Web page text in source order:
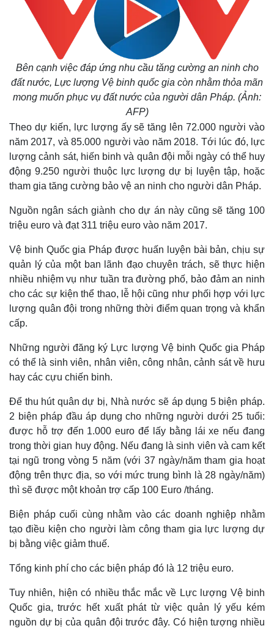
Bất động sản
Khởi nghiệp
Giá vàng
Tiêu dùng
Giá cà phê
Bên cạnh việc đáp ứng nhu cầu tăng cường an ninh cho
đất nước, Lực lượng Vệ binh quốc gia còn nhằm thỏa mãn
mong muốn phục vụ đất nước của người dân Pháp. (Ảnh:
AFP)
Theo dự kiến, lực lượng ấy sẽ tăng lên 72.000 người vào
năm 2017, và 85.000 người vào năm 2018. Tới lúc đó, lực
lượng cảnh sát, hiến binh và quân đội mỗi ngày có thể huy
động 9.250 người thuộc lực lượng dự bị luyện tập, hoặc
tham gia tăng cường bảo vệ an ninh cho người dân Pháp.
Nguồn ngân sách giành cho dự án này cũng sẽ tăng 100
triệu euro và đạt 311 triệu euro vào năm 2017.
Vệ binh Quốc gia Pháp được huấn luyện bài bản, chịu sự
quản lý của một ban lãnh đạo chuyên trách, sẽ thực hiện
nhiều nhiệm vụ như tuần tra đường phố, bảo đảm an ninh
cho các sự kiện thể thao, lễ hội cũng như phối hợp với lực
lượng quân đội trong những thời điểm quan trọng và khẩn
cấp.
Những người đăng ký Lực lượng Vệ binh Quốc gia Pháp
có thể là sinh viên, nhân viên, công nhân, cảnh sát về hưu
hay các cựu chiến binh.
Để thu hút quân dự bị, Nhà nước sẽ áp dụng 5 biện pháp.
2 biện pháp đầu áp dụng cho những người dưới 25 tuổi:
được hỗ trợ đến 1.000 euro để lấy bằng lái xe nếu đang
trong thời gian huy động. Nếu đang là sinh viên và cam kết
tại ngũ trong vòng 5 năm (với 37 ngày/năm tham gia hoạt
động trên thực địa, so với mức trung bình là 28 ngày/năm)
thì sẽ được một khoản trợ cấp 100 Euro /tháng.
Biện pháp cuối cùng nhằm vào các doanh nghiệp nhằm
tạo điều kiện cho người làm công tham gia lực lượng dự
bị bằng việc giảm thuế.
Tổng kinh phí cho các biện pháp đó là 12 triệu euro.
Tuy nhiên, hiện có nhiều thắc mắc về Lực lượng Vệ binh
Quốc gia, trước hết xuất phát từ việc quản lý yếu kém
nguồn dự bị của quân đội trước đây. Có hiện tượng nhiều